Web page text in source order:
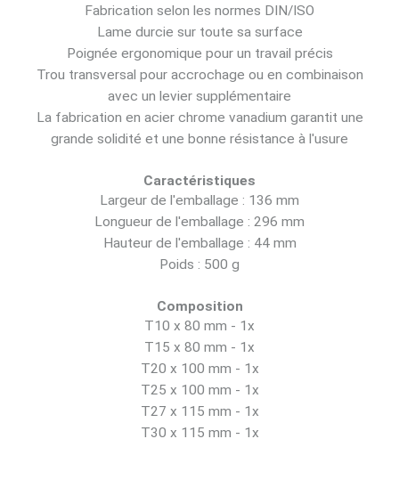
Fabrication selon les normes DIN/ISO
Lame durcie sur toute sa surface
Poignée ergonomique pour un travail précis
Trou transversal pour accrochage ou en combinaison
avec un levier supplémentaire
La fabrication en acier chrome vanadium garantit une
grande solidité et une bonne résistance à l'usure
Caractéristiques
Largeur de l'emballage : 136 mm
Longueur de l'emballage : 296 mm
Hauteur de l'emballage : 44 mm
Poids : 500 g
Composition
T10 x 80 mm - 1x
T15 x 80 mm - 1x
T20 x 100 mm - 1x
T25 x 100 mm - 1x
T27 x 115 mm - 1x
T30 x 115 mm - 1x